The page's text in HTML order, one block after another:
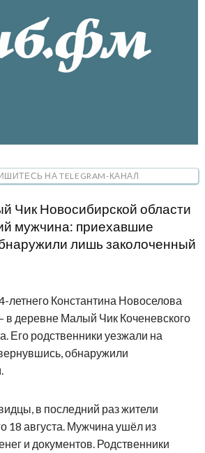
НА TELEGRAM-КАНАЛ
Чик Новосибирской области
мужчина: приехавшие
лишь заколоченный
летнего Константина Новоселова
в деревне Малый Чик Коченевского
Его родственники уезжали на
обнаружили
в последний раз жители
18 августа. Мужчина ушёл из
и документов. Родственники